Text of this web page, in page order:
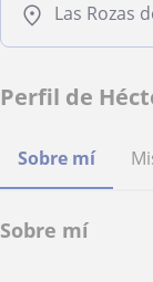
Las Rozas
Perfil de
Sobre mí
Sobre mí